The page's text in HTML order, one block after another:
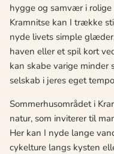
hygge og samvær i rolige
Kramnitse kan I trække
nyde livets simple
haven eller et spil kort
kan skabe varige minder
selskab i jeres eget
Sommerhusområdet i
natur, som inviterer til
Her kan I nyde lange
cykelture langs kysten